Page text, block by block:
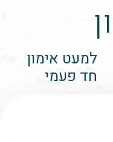
למעט אימון
חד פעמי